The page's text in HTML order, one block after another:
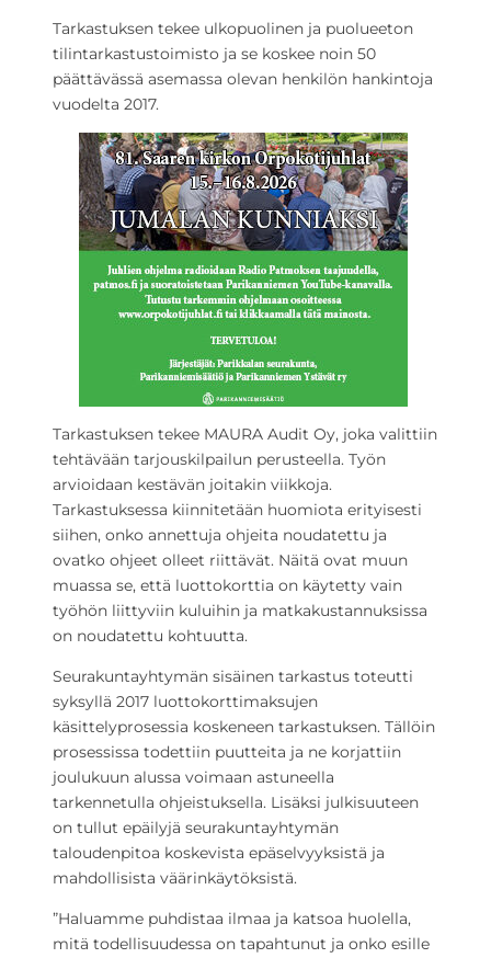
Tarkastuksen tekee ulkopuolinen ja puolueeton
tilintarkastustoimisto ja se koskee noin 50
päättävässä asemassa olevan henkilön hankintoja
vuodelta 2017.
Tarkastuksen tekee MAURA Audit Oy, joka valittiin
tehtävään tarjouskilpailun perusteella. Työn
arvioidaan kestävän joitakin viikkoja.
Tarkastuksessa kiinnitetään huomiota erityisesti
siihen, onko annettuja ohjeita noudatettu ja
ovatko ohjeet olleet riittävät. Näitä ovat muun
muassa se, että luottokorttia on käytetty vain
työhön liittyviin kuluihin ja matkakustannuksissa
on noudatettu kohtuutta.
Seurakuntayhtymän sisäinen tarkastus toteutti
syksyllä 2017 luottokorttimaksujen
käsittelyprosessia koskeneen tarkastuksen. Tällöin
prosessissa todettiin puutteita ja ne korjattiin
joulukuun alussa voimaan astuneella
tarkennetulla ohjeistuksella. Lisäksi julkisuuteen
on tullut epäilyjä seurakuntayhtymän
taloudenpitoa koskevista epäselvyyksistä ja
mahdollisista väärinkäytöksistä.
”Haluamme puhdistaa ilmaa ja katsoa huolella,
mitä todellisuudessa on tapahtunut ja onko esille